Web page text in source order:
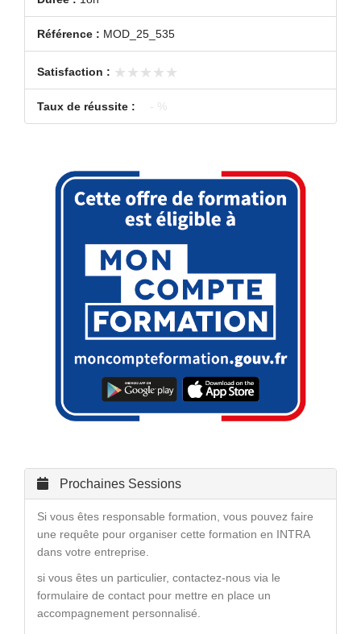
Référence : MOD_25_535
Satisfaction : ★★★★★
★★★★★
Taux de réussite : - %
Prochaines Sessions
Si vous êtes responsable formation, vous pouvez faire
une requête pour organiser cette formation en INTRA
dans votre entreprise.
si vous êtes un particulier, contactez-nous via le
formulaire de contact pour mettre en place un
accompagnement personnalisé.